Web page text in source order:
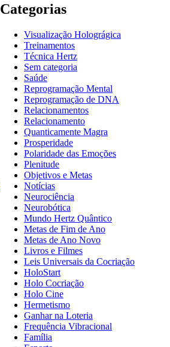
Categorias
Visualização Holográgica
Treinamentos
Técnica Hertz
Sem categoria
Saúde
Reprogramação Mental
Reprogramação de DNA
Relacionamentos
Relacionamento
Quanticamente Magra
Prosperidade
Polaridade das Emoções
Plenitude
Objetivos e Metas
Notícias
Neurociência
Neurobótica
Mundo Hertz Quântico
Metas de Fim de Ano
Metas de Ano Novo
Livros e Filmes
Leis Universais da Cocriação
HoloStart
Holo Cocriação
Holo Cine
Hermetismo
Ganhar na Loteria
Frequência Vibracional
Família